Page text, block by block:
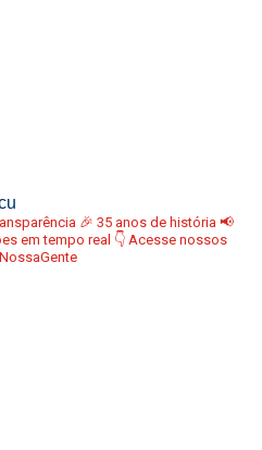
🎉 35 anos de história 📢
em tempo real 👇 Acesse nossos